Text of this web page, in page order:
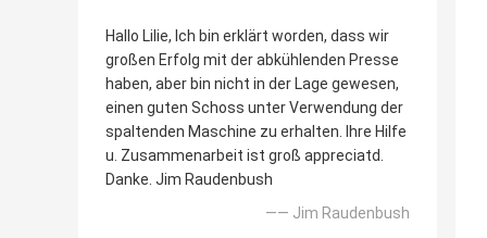
Hallo Lilie, Ich bin erklärt worden, dass wir
großen Erfolg mit der abkühlenden Presse
haben, aber bin nicht in der Lage gewesen,
einen guten Schoss unter Verwendung der
spaltenden Maschine zu erhalten. Ihre Hilfe
u. Zusammenarbeit ist groß appreciatd.
Danke. Jim Raudenbush
—— Jim Raudenbush